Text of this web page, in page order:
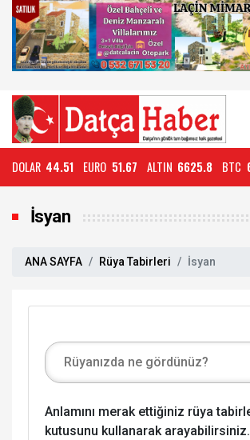
DOLAR 44.51 EURO 51.67 ALTIN 6625.8 BTC
İsyan
ANA SAYFA Rüya Tabirleri İsyan
Anlamını merak ettiğiniz rüya
kutusunu kullanarak arayabilirsiniz.